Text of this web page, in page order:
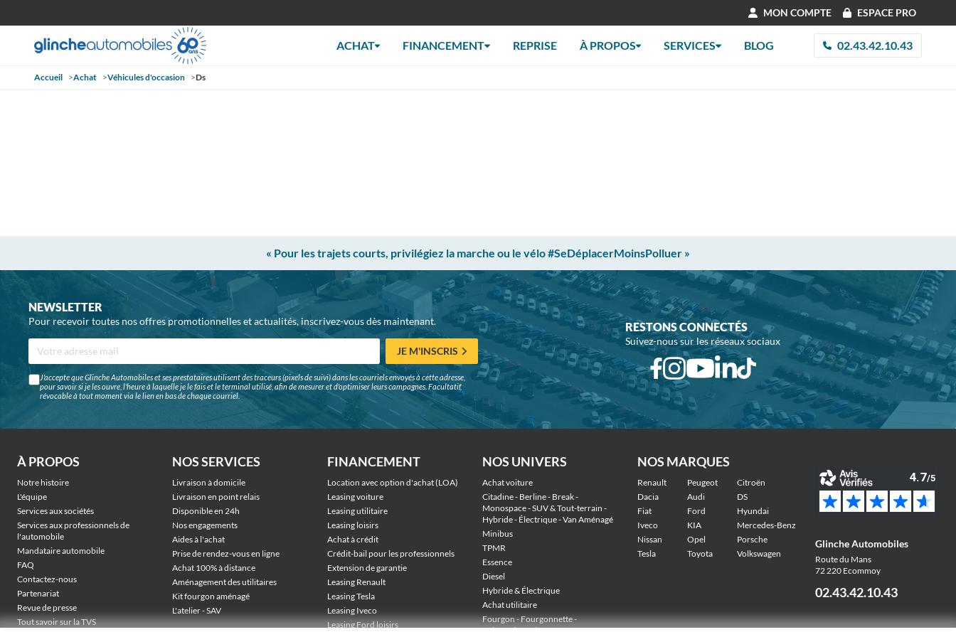
MON COMPTE ESPACE PRO
ACHAT FINANCEMENT REPRISE À PROPOS SERVICES BLOG 02.43.42.10.43
Accueil >Achat >Véhicules d'occasion >Ds
« Pour les trajets courts, privilégiez la marche ou le vélo #SeDéplacerMoinsPolluer »
NEWSLETTER
Pour recevoir toutes nos offres promotionnelles et actualités, inscrivez-vous dès maintenant.
JE M'INSCRIS
J'accepte que Glinche Automobiles et ses prestataires utilisent des traceurs (pixels de suivi) dans les courriels envoyés à cette adresse,
pour savoir si je les ouvre, l'heure à laquelle je le fais et le terminal utilisé, afin de mesurer et d'optimiser leurs campagnes. Facultatif,
révocable à tout moment via le lien en bas de chaque courriel.
RESTONS CONNECTÉS
Suivez-nous sur les réseaux sociaux
À PROPOS
Notre histoire
L'équipe
Services aux sociétés
Services aux professionnels de
l'automobile
Mandataire automobile
FAQ
Contactez-nous
Partenariat
Revue de presse
Tout savoir sur la TVS
NOS SERVICES
Livraison à domicile
Livraison en point relais
Disponible en 24h
Nos engagements
Aides à l'achat
Prise de rendez-vous en ligne
Achat 100% à distance
Aménagement des utilitaires
Kit fourgon aménagé
L'atelier - SAV
FINANCEMENT
Location avec option d'achat (LOA)
Leasing voiture
Leasing utilitaire
Leasing loisirs
Achat à crédit
Crédit-bail pour les professionnels
Extension de garantie
Leasing Renault
Leasing Tesla
Leasing Iveco
Leasing Ford loisirs
NOS UNIVERS
Achat voiture
Citadine - Berline - Break -
Monospace - SUV & Tout-terrain -
Hybride - Électrique - Van Aménagé
Minibus
TPMR
Essence
Diesel
Hybride & Électrique
Achat utilitaire
Fourgon - Fourgonnette -
Voiture de société -
NOS MARQUES
Renault Peugeot
Citroën
Dacia
Audi
DS
Fiat
Ford
Hyundai
Iveco
KIA
Mercedes-Benz
Nissan
Opel
Porsche
Tesla
Toyota Volkswagen
Glinche Automobiles
Route du Mans
72 220 Ecommoy
02.43.42.10.43